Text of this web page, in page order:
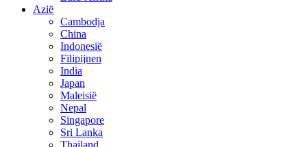
Azië
Cambodja
China
Indonesië
Filipijnen
India
Japan
Maleisië
Nepal
Singapore
Sri Lanka
Thailand